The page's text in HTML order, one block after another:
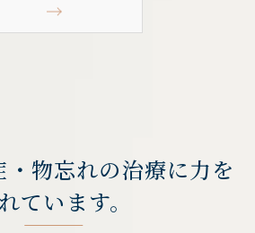
・物忘れの治療に力を
ています。